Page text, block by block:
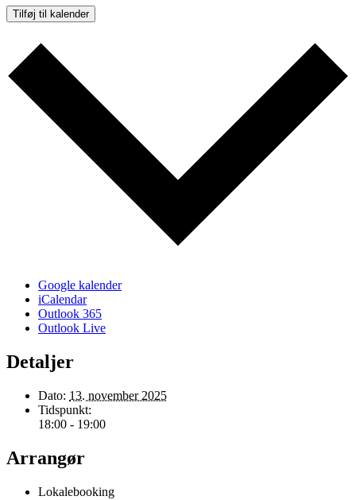
Tilføj til kalender
Google kalender
iCalendar
Outlook 365
Outlook Live
Detaljer
Dato: 13. november 2025
Tidspunkt:
18:00 - 19:00
Arrangør
Lokalebooking